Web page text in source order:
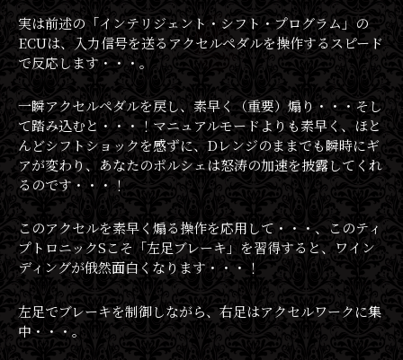
実は前述の「インテリジェント・シフト・プログラム」の
ECUは、入力信号を送るアクセルペダルを操作するスピード
で反応します・・・。
一瞬アクセルペダルを戻し、素早く（重要）煽り・・・そし
て踏み込むと・・・！マニュアルモードよりも素早く、ほと
んどシフトショックを感ずに、Dレンジのままでも瞬時にギ
アが変わり、あなたのポルシェは怒涛の加速を披露してくれ
るのです・・・！
このアクセルを素早く煽る操作を応用して・・・、このティ
プトロニックSこそ「左足ブレーキ」を習得すると、ワイン
ディングが俄然面白くなります・・・！
左足でブレーキを制御しながら、右足はアクセルワークに集
中・・・。